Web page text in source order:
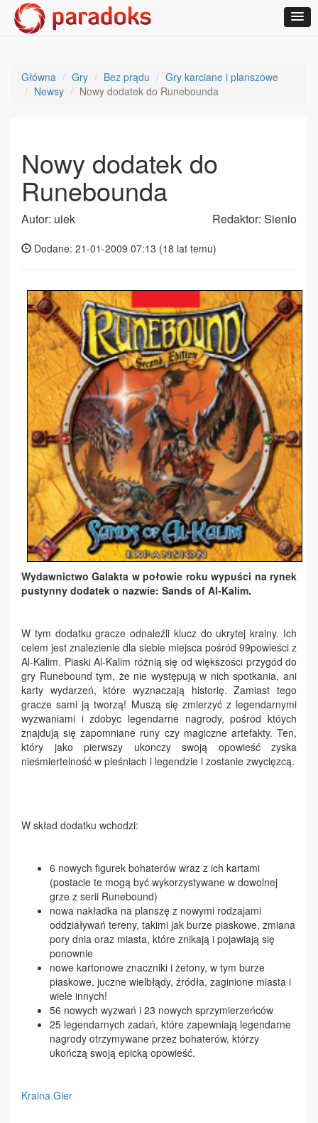
Główna Gry Bez prądu
Gry karciane i planszowe
Newsy
Nowy dodatek do Runebounda
Nowy dodatek do
Runebounda
Autor: uiek Redaktor: Sienio
Dodane: 21-01-2009 07:13 (18 lat temu)
Wydawnictwo Galakta w połowie roku wypuści na rynek
pustynny dodatek o nazwie: Sands of Al-Kalim.
W tym dodatku gracze odnaleźli klucz do ukrytej krainy. Ich
celem jest znalezienie dla siebie miejsca pośród 99powieści z
Al-Kalim. Piaski Al-Kalim różnią się od większości przygód do
gry Runebound tym, że nie występują w nich spotkania, ani
karty wydarzeń, które wyznaczają historię. Zamiast tego
gracze sami ją tworzą! Muszą się zmierzyć z legendarnymi
wyzwaniami i zdobyc legendarne nagrody, pośród któych
znajdują się zapomniane runy czy magiczne artefakty. Ten,
który jako pierwszy ukonczy swoją opowieść zyska
nieśmiertelność w pieśniach i legendzie i zostanie zwycięzcą.
W skład dodatku wchodzi:
6 nowych figurek bohaterów wraz z ich kartami
(postacie te mogą być wykorzystywane w dowolnej
grze z serii Runebound)
nowa nakładka na planszę z nowymi rodzajami
oddziaływań tereny, takimi jak burze piaskowe, zmiana
pory dnia oraz miasta, które znikają i pojawiają się
ponownie
nowe kartonowe znaczniki i żetony, w tym burze
piaskowe, juczne wielbłądy, źródła, zaginione miasta i
wiele innych!
56 nowych wyzwań i 23 nowych sprzymierzeńców
25 legendarnych zadań, które zapewniają legendarne
nagrody otrzymywane przez bohaterów, którzy
ukończą swoją epicką opowieść.
Kraina Gier